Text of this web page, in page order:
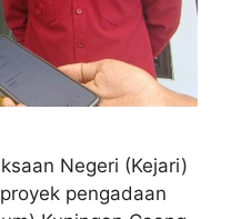
Negeri (Kejari)
pengadaan